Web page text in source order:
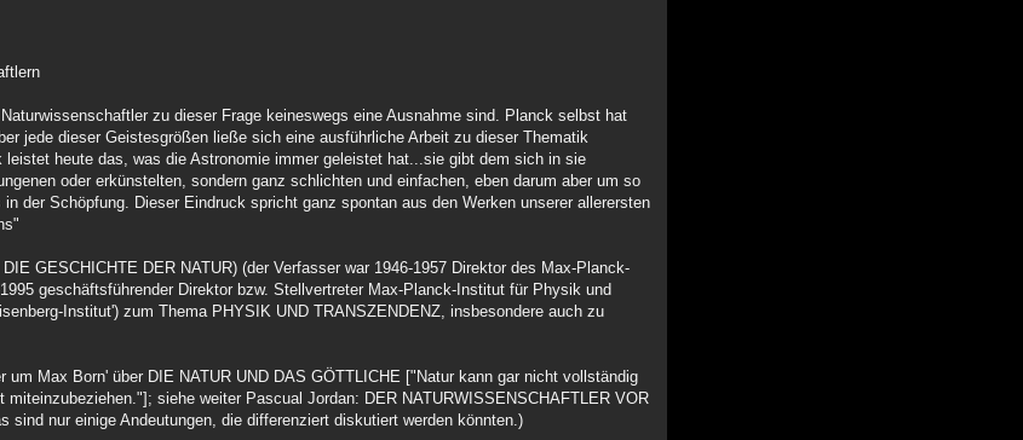
zu dieser Frage keineswegs eine Ausnahme sind. Planck selbst hat
jede dieser Geistesgrößen ließe sich eine ausführliche Arbeit zu dieser Thematik
heute das, was die Astronomie immer geleistet hat...sie gibt dem sich in sie
oder erkünstelten, sondern ganz schlichten und einfachen, eben darum aber um so
der Schöpfung. Dieser Eindruck spricht ganz spontan aus den Werken unserer allerersten
GESCHICHTE DER NATUR) (der Verfasser war 1946-1957 Direktor des Max-Planck-
geschäftsführender Direktor bzw. Stellvertreter Max-Planck-Institut für Physik und
Institut') zum Thema PHYSIK UND TRANSZENDENZ, insbesondere auch zu
Max Born' über DIE NATUR UND DAS GÖTTLICHE ["Natur kann gar nicht vollständig
siehe weiter Pascual Jordan: DER NATURWISSENSCHAFTLER VOR
sind nur einige Andeutungen, die differenziert diskutiert werden könnten.)